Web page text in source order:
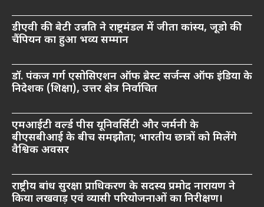
डीएवी की बेटी उन्नति ने राष्ट्रमंडल में जीता कांस्य, जूडो की
चैंपियन का हुआ भव्य सम्मान
डॉ. पंकज गर्ग एसोसिएशन ऑफ ब्रेस्ट सर्जन्स ऑफ इंडिया के
निदेशक (शिक्षा), उत्तर क्षेत्र निर्वाचित
एमआईटी वर्ल्ड पीस यूनिवर्सिटी और जर्मनी के
बीएसबीआई के बीच समझौता; भारतीय छात्रों को मिलेंगे
वैश्विक अवसर
राष्ट्रीय बांध सुरक्षा प्राधिकरण के सदस्य प्रमोद नारायण ने
किया लखवाड़ एवं व्यासी परियोजनाओं का निरीक्षण।